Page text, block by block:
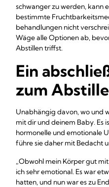
schwanger zu werden, kann
bestimmte
behandlungen nicht
Wäge alle Optionen ab,
Abstillen triffst.
Ein
zum
Unabhängig davon, wo und
mit dir und deinem Baby. Es
hormonelle und emotionale
führe sie daher mit Bedacht
„Obwohl mein Körper gut
ich sehr emotional. Es war
hatten, und nun war es zu